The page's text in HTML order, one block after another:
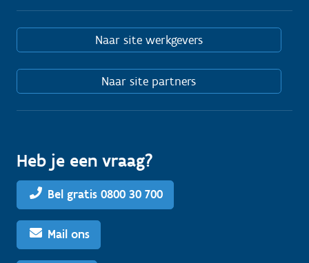
Naar site werkgevers
Naar site partners
Heb je een vraag?
Bel gratis 0800 30 700
Mail ons